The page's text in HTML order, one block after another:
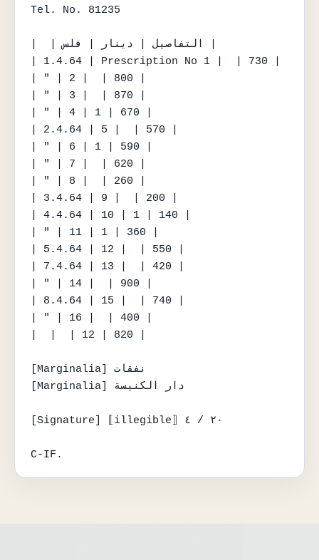
Tel. No. 81235
|  | التفاصيل | دينار | فلس |
| 1.4.64 | Prescription No 1 |  | 730 |
| " | 2 |  | 800 |
| " | 3 |  | 870 |
| " | 4 | 1 | 670 |
| 2.4.64 | 5 |  | 570 |
| " | 6 | 1 | 590 |
| " | 7 |  | 620 |
| " | 8 |  | 260 |
| 3.4.64 | 9 |  | 200 |
| 4.4.64 | 10 | 1 | 140 |
| " | 11 | 1 | 360 |
| 5.4.64 | 12 |  | 550 |
| 7.4.64 | 13 |  | 420 |
| " | 14 |  | 900 |
| 8.4.64 | 15 |  | 740 |
| " | 16 |  | 400 |
|  |  | 12 | 820 |
[Marginalia] نفقات
[Marginalia] دار الكنيسة
[Signature] ⟦illegible⟧ ٢٠ / ٤
C-IF.